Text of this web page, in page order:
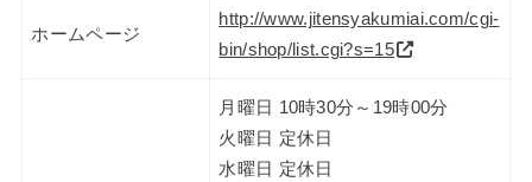
ホームページ
http://www.jitensyakumiai.com/cgi-
bin/shop/list.cgi?s=15
月曜日 10時30分～19時00分
火曜日 定休日
水曜日 定休日